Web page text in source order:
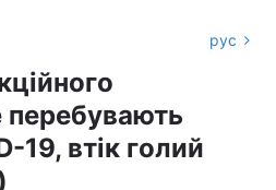
рус
перебувають
19, втік голий